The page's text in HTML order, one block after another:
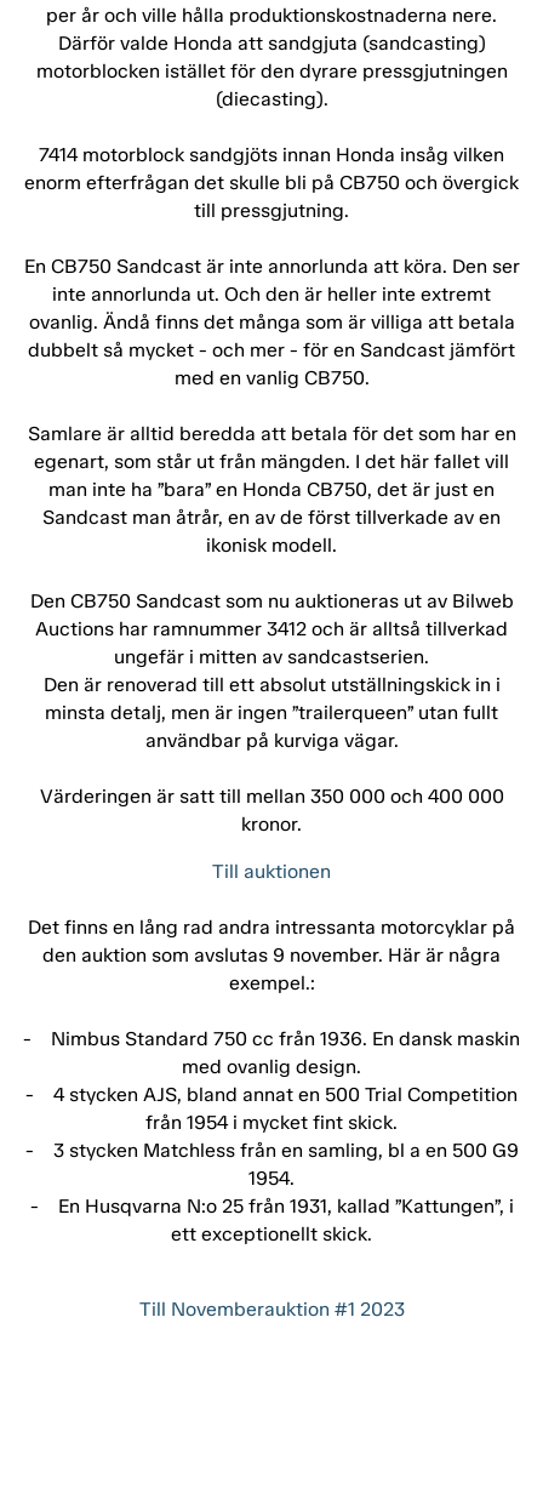
per år och ville hålla produktionskostnaderna nere.
Därför valde Honda att sandgjuta (sandcasting)
motorblocken istället för den dyrare pressgjutningen
(diecasting).
7414 motorblock sandgjöts innan Honda insåg vilken
enorm efterfrågan det skulle bli på CB750 och övergick
till pressgjutning.
En CB750 Sandcast är inte annorlunda att köra. Den ser
inte annorlunda ut. Och den är heller inte extremt
ovanlig. Ändå finns det många som är villiga att betala
dubbelt så mycket - och mer - för en Sandcast jämfört
med en vanlig CB750.
Samlare är alltid beredda att betala för det som har en
egenart, som står ut från mängden. I det här fallet vill
man inte ha ”bara” en Honda CB750, det är just en
Sandcast man åtrår, en av de först tillverkade av en
ikonisk modell.
Den CB750 Sandcast som nu auktioneras ut av Bilweb
Auctions har ramnummer 3412 och är alltså tillverkad
ungefär i mitten av sandcastserien.
Den är renoverad till ett absolut utställningskick in i
minsta detalj, men är ingen ”trailerqueen” utan fullt
användbar på kurviga vägar.
Värderingen är satt till mellan 350 000 och 400 000
kronor.
Till auktionen
Det finns en lång rad andra intressanta motorcyklar på
den auktion som avslutas 9 november. Här är några
exempel.:
- Nimbus Standard 750 cc från 1936. En dansk maskin
med ovanlig design.
- 4 stycken AJS, bland annat en 500 Trial Competition
från 1954 i mycket fint skick.
- 3 stycken Matchless från en samling, bl a en 500 G9
1954.
- En Husqvarna N:o 25 från 1931, kallad ”Kattungen”, i
ett exceptionellt skick.
Till Novemberauktion #1 2023